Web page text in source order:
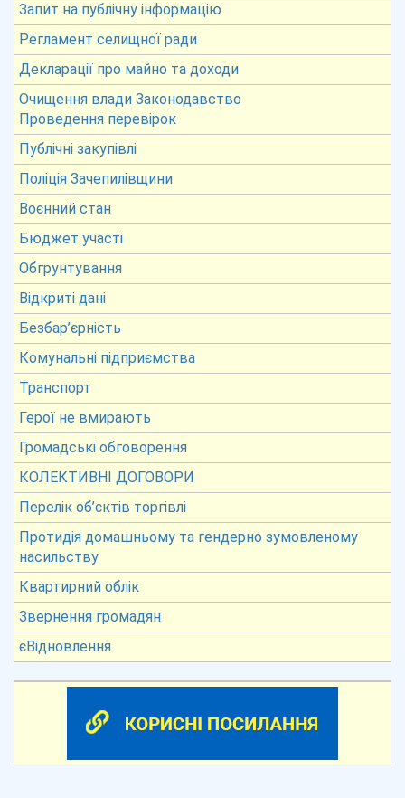
Запит на публічну інформацію
Регламент селищної ради
Декларації про майно та доходи
Очищення влади Законодавство
Проведення перевірок
Публічні закупівлі
Поліція Зачепилівщини
Воєнний стан
Бюджет участі
Обгрунтування
Відкриті дані
Безбар’єрність
Комунальні підприємства
Транспорт
Герої не вмирають
Громадські обговорення
КОЛЕКТИВНІ ДОГОВОРИ
Перелік об’єктів торгівлі
Протидія домашньому та гендерно зумовленому
насильству
Квартирний облік
Звернення громадян
єВідновлення